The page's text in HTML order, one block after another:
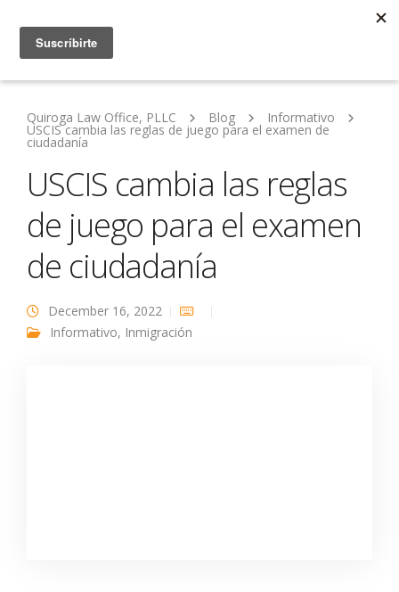
Quiroga Law Office, PLLC Blog Informativo
USCIS cambia las reglas de juego para el examen de
ciudadanía
USCIS cambia las reglas
de juego para el examen
de ciudadanía
December 16, 2022
Informativo, Inmigración